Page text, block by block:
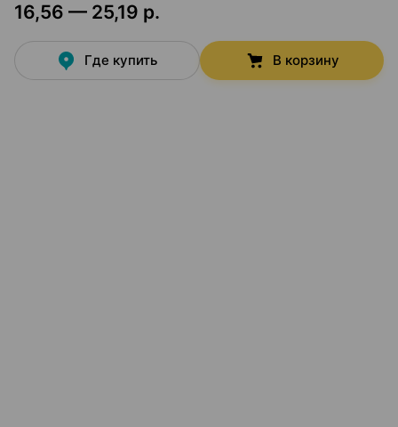
16,56 — 25,19 р.
Где купить В корзину